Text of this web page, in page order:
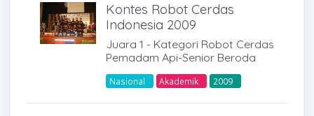
Kontes Robot Cerdas
Indonesia 2009
Juara 1 - Kategori Robot Cerdas
Pemadam Api-Senior Beroda
Nasional Akademik 2009